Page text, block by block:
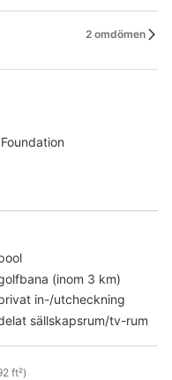
2 omdömen
(inom 3 km)
in-/utcheckning
sällskapsrum/tv-rum
ft²)